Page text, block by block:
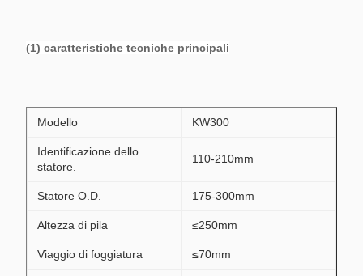
(1) caratteristiche tecniche principali
Modello KW300
Identificazione dello
statore.
110-210mm
Statore O.D. 175-300mm
Altezza di pila ≤250mm
Viaggio di foggiatura ≤70mm